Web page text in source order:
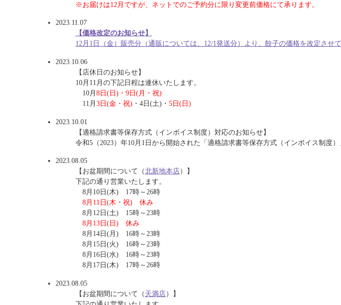
※お届けは12月ですが、ネットでのご予約分に限り変更前価格にて承ります。
2023.11.07
【価格改定のお知らせ】
12月1日（金）販売分（通販については、12/1発送分）より、餃子の価格を改定させて
2023.10.06
【店休日のお知らせ】
10月11月の下記日程は連休いたします。
10月 8日(日)・9日(月・祝)
11月 3日(金・祝) ・4日(土)・ 5日(日)
2023.10.01
【適格請求書等保存方式（インボイス制度）対応のお知らせ】
令和5（2023）年10月1日から開始された「適格請求書等保存方式（インボイス制度）
2023.08.05
【お盆期間について（北新地本店）】
下記の通り営業いたします。
8月10日(木) 17時～26時
8月11日(木・祝) 休み
8月12日(土) 15時～23時
8月13日(日) 休み
8月14日(月) 16時～23時
8月15日(火) 16時～23時
8月16日(水) 16時～23時
8月17日(木) 17時～26時
2023.08.05
【お盆期間について（ 天満店）】